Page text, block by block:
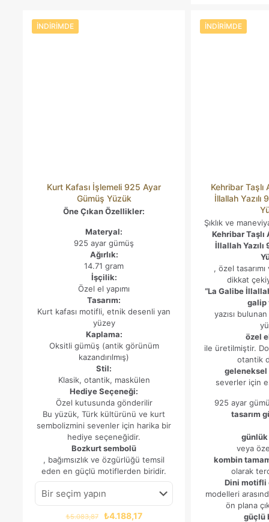
İNDIRIMDE
Kurt Kafası İşlemeli 925 Ayar
Gümüş Yüzük
Öne Çıkan Özellikler:
Materyal:
925 ayar gümüş
Ağırlık:
14.71 gram
İşçilik:
Özel el yapımı
Tasarım:
Kurt kafası motifli, etnik desenli yan
yüzey
Kaplama:
Oksitli gümüş (antik görünüm
kazandırılmış)
Stil:
Klasik, otantik, maskülen
Hediye Seçeneği:
Özel kutusunda gönderilir
Bu yüzük, Türk kültürünü ve kurt
sembolizmini sevenler için harika bir
hediye seçeneğidir.
Bozkurt sembolü
, bağımsızlık ve özgürlüğü temsil
eden en güçlü motiflerden biridir.
₺5.083,87
Orijinal
₺4.188,17Şu
İNDIRIMDE
Kehribar Taşlı
İllallah Yazılı
Şıklık ve
Kehribar Taşlı
İllallah Yazılı
, özel
dikkat
“La Galibe
galip
yazısı
özel
ile üretilmiştir.
otantik
geleneksel
severler için
925 ayar
tasarım
günlük
veya
kombin
olarak
Dini motifli
modelleri
ön plana
güçlü